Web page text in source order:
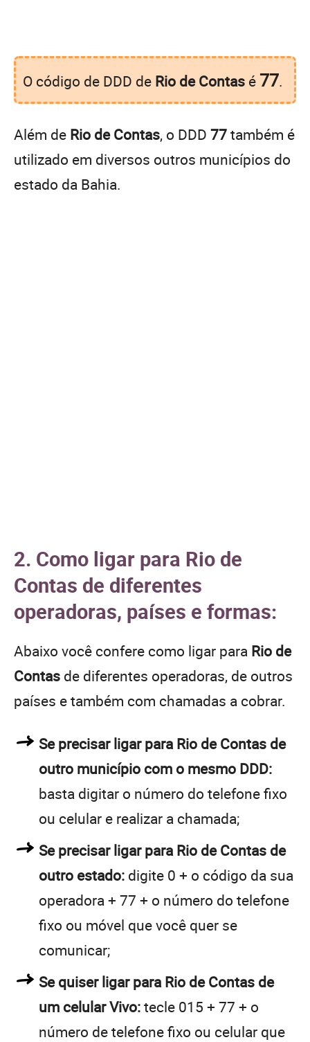
O código de DDD de Rio de Contas é 77.
Além de Rio de Contas, o DDD 77também é
utilizado em diversos outros municípios do
estado da Bahia.
2. Como ligar para Rio de
Contas de diferentes
operadoras, países e formas:
Abaixo você confere como ligar para Rio de
Contas de diferentes operadoras, de outros
países e também com chamadas a cobrar.
Se precisar ligar para Rio de Contas de
outro município com o mesmo DDD:
basta digitar o número do telefone fixo
ou celular e realizar a chamada;
Se precisar ligar para Rio de Contas de
outro estado: digite 0 + o código da sua
operadora + 77 + o número do telefone
fixo ou móvel que você quer se
comunicar;
Se quiser ligar para Rio de Contas de
um celular Vivo:tecle 015 + 77 + o
número de telefone fixo ou celular que